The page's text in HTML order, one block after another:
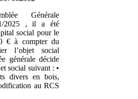
Générale
2025 , il a été
social pour le
€ à compter du
l’objet social
générale décide
social suivant : •
divers en bois,
au RCS